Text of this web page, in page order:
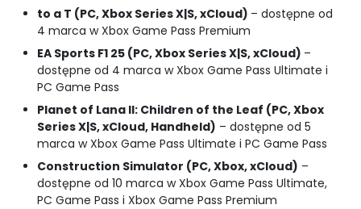
to a T (PC, Xbox Series X|S, xCloud) – dostępne od
4 marca w Xbox Game Pass Premium
EA Sports F1 25 (PC, Xbox Series X|S, xCloud) –
dostępne od 4 marca w Xbox Game Pass Ultimate i
PC Game Pass
Planet of Lana II: Children of the Leaf (PC, Xbox
Series X|S, xCloud, Handheld) – dostępne od 5
marca w Xbox Game Pass Ultimate i PC Game Pass
Construction Simulator (PC, Xbox, xCloud) –
dostępne od 10 marca w Xbox Game Pass Ultimate,
PC Game Pass i Xbox Game Pass Premium